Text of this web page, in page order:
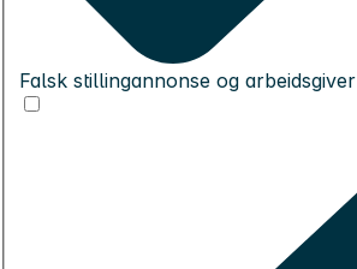
Falsk stillingannonse og arbeidsgiver